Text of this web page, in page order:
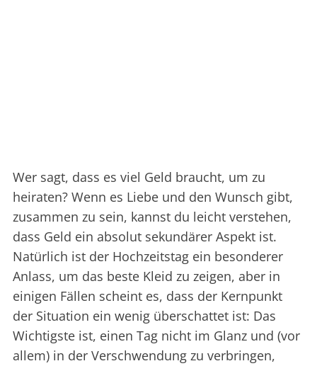
Wer sagt, dass es viel Geld braucht, um zu
heiraten? Wenn es Liebe und den Wunsch gibt,
zusammen zu sein, kannst du leicht verstehen,
dass Geld ein absolut sekundärer Aspekt ist.
Natürlich ist der Hochzeitstag ein besonderer
Anlass, um das beste Kleid zu zeigen, aber in
einigen Fällen scheint es, dass der Kernpunkt
der Situation ein wenig überschattet ist: Das
Wichtigste ist, einen Tag nicht im Glanz und (vor
allem) in der Verschwendung zu verbringen,